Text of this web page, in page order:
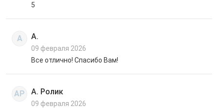
5
А А.
09 февраля 2026
Все отлично! Спасибо Вам!
АР А. Ролик
09 февраля 2026